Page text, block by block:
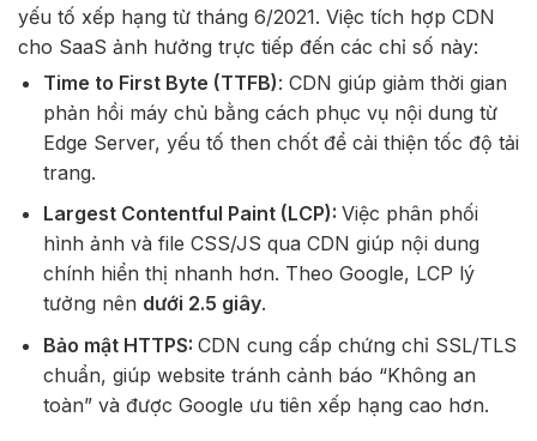
yếu tố xếp hạng từ tháng 6/2021. Việc tích hợp CDN
cho SaaS ảnh hưởng trực tiếp đến các chỉ số này:
Time to First Byte (TTFB): CDN giúp giảm thời gian
phản hồi máy chủ bằng cách phục vụ nội dung từ
Edge Server, yếu tố then chốt để cải thiện tốc độ tải
trang.
Largest Contentful Paint (LCP): Việc phân phối
hình ảnh và file CSS/JS qua CDN giúp nội dung
chính hiển thị nhanh hơn. Theo Google, LCP lý
tưởng nên dưới 2.5 giây.
Bảo mật HTTPS: CDN cung cấp chứng chỉ SSL/TLS
chuẩn, giúp website tránh cảnh báo “Không an
toàn” và được Google ưu tiên xếp hạng cao hơn.